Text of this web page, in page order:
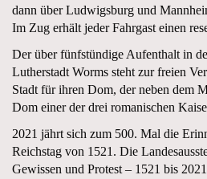
dann über Ludwigsburg und
Im Zug erhält jeder Fahrgast einen
Der über fünfstündige Aufenthalt in
Lutherstadt Worms steht zur freien
Stadt für ihren Dom, der neben dem
Dom einer der drei romanischen
2021 jährt sich zum 500. Mal die
Reichstag von 1521. Die
Gewissen und Protest – 1521 bis